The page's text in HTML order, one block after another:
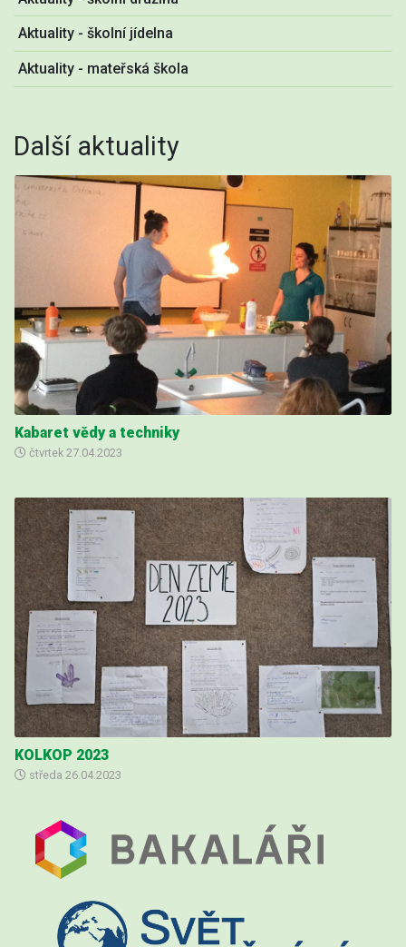
Aktuality - školní jídelna
Aktuality - mateřská škola
Další aktuality
Kabaret vědy a techniky
čtvrtek 27.04.2023
KOLKOP 2023
středa 26.04.2023